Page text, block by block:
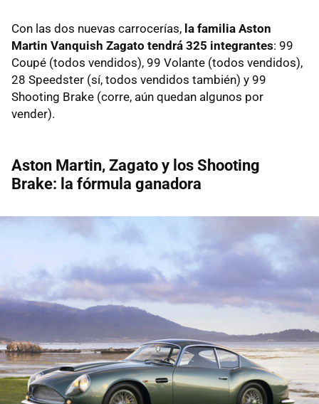
Con las dos nuevas carrocerías, la familia Aston
Martin Vanquish Zagato tendrá 325 integrantes: 99
Coupé (todos vendidos), 99 Volante (todos vendidos),
28 Speedster (sí, todos vendidos también) y 99
Shooting Brake (corre, aún quedan algunos por
vender).
Aston Martin, Zagato y los Shooting
Brake: la fórmula ganadora